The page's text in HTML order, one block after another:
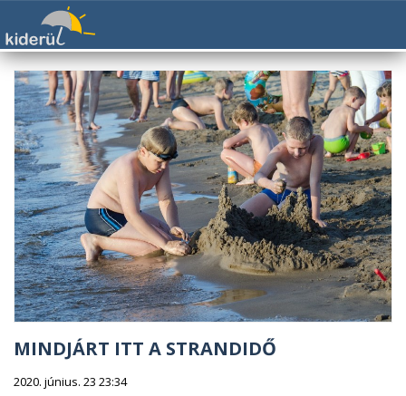
MINDJÁRT ITT A STRANDIDŐ
2020. június. 23 23:34